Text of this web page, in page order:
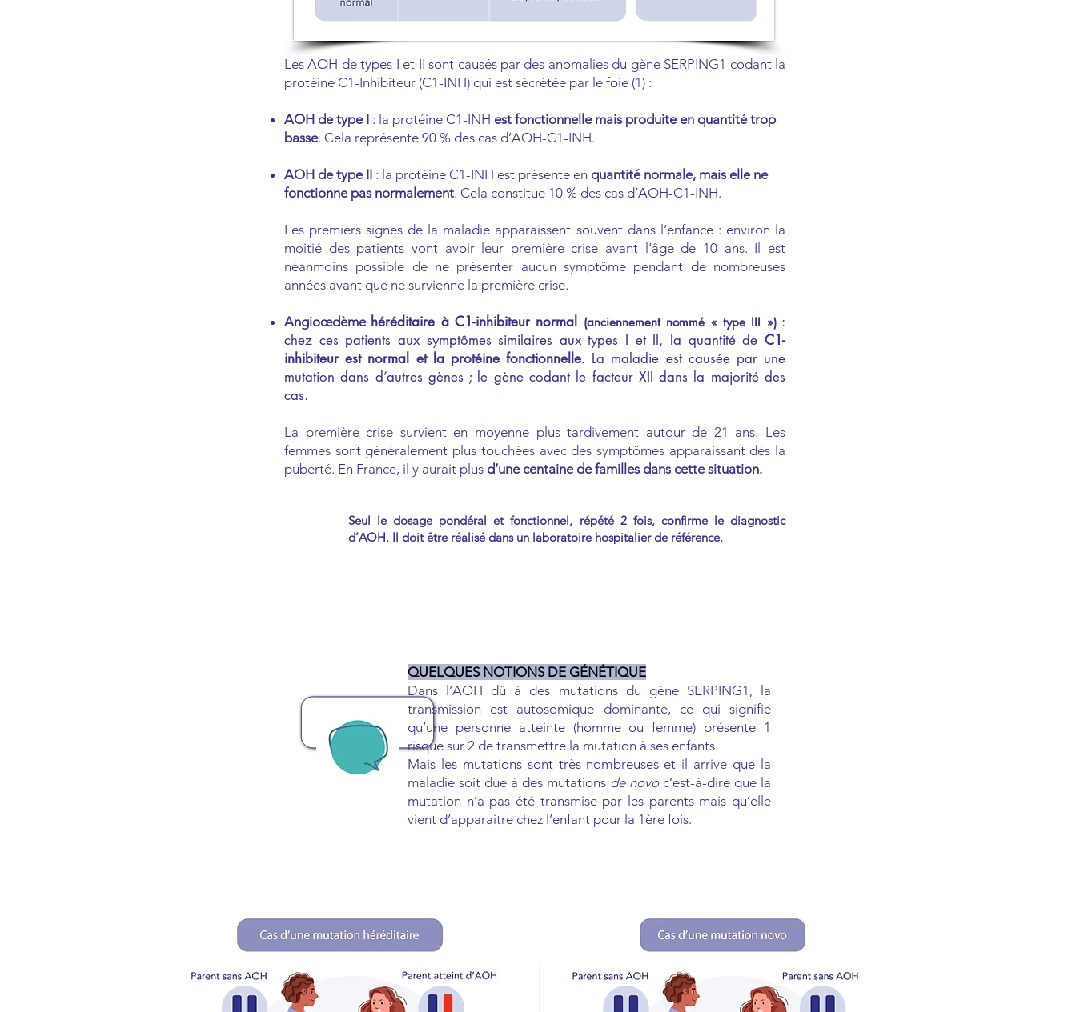
Les AOH de types I et II sont causés par des anomalies du gène SERPING1 codant la
protéine C1-Inhibiteur (C1-INH) qui est sécrétée par le foie (1) :
AOH de type I : la protéine C1-INH est fonctionnelle mais produite en quantité trop
basse. Cela représente 90 % des cas d’AOH-C1-INH.
AOH de type II : la protéine C1-INH est présente en quantité normale, mais elle ne
fonctionne pas normalement. Cela constitue 10 % des cas d’AOH-C1-INH.
Les premiers signes de la maladie apparaissent souvent dans l’enfance : environ la
moitié des patients vont avoir leur première crise avant l’âge de 10 ans. Il est
néanmoins possible de ne présenter aucun symptôme pendant de nombreuses
années avant que ne survienne la première crise.
Angioœdème héréditaire à C1-inhibiteur normal (anciennement nommé « type III »):
chez ces patients aux symptômes similaires aux types I et II, la quantité de C1-
inhibiteur est normal et la protéine fonctionnelle. La maladie est causée par une
mutation dans d’autres gènes ; le gène codant le facteur XII dans la majorité des
cas.
La première crise survient en moyenne plus tardivement autour de 21 ans. Les
femmes sont généralement plus touchées avec des symptômes apparaissant dès la
puberté. En France, il y aurait plus d’une centaine de familles dans cette situation.
Seul le dosage pondéral et fonctionnel, répété 2 fois, confirme le diagnostic
d’AOH. Il doit être réalisé dans un laboratoire hospitalier de référence.
QUELQUES NOTIONS DE GÉNÉTIQUE
Dans l’AOH dû à des mutations du gène SERPING1, la
transmission est autosomique dominante, ce qui signifie
qu’une personne atteinte (homme ou femme) présente 1
risque sur 2 de transmettre la mutation à ses enfants.
Mais les mutations sont très nombreuses et il arrive que la
maladie soit due à des mutations de novoc’est-à-dire que la
mutation n’a pas été transmise par les parents mais qu’elle
vient d’apparaitre chez l’enfant pour la 1ère fois.